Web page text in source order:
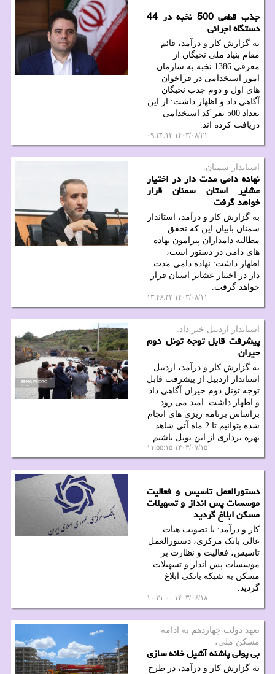
جذب قطعی 500 نخبه در 44
دستگاه اجرائی
به گزارش کار و درآمد، قائم
مقام بنیاد ملی نخبگان از
معرفی 1386 نخبه به سازمان
امور استخدامی در فراخوان
های اول و دوم جذب نخبگان
آگاهی داد و اظهار داشت: از این
تعداد 500 نفر کد استخدامی
دریافت کرده اند.
۱۴۰۳/۰۸/۲۱ ۰۹:۲۳:۱۳
استاندار سمنان:
نهاده دامی مدت دار در اختیار
عشایر استان سمنان قرار
خواهد گرفت
به گزارش کار و درآمد، استاندار
سمنان بابیان این که تحقق
مطالبه دامداران پیرامون نهاده
های دامی در دستور است،
اظهار داشت: نهاده دامی مدت
دار در اختیار عشایر استان قرار
خواهد گرفت.
۱۴۰۳/۰۸/۱۱ ۱۳:۴۶:۴۲
استاندار اردبیل خبر داد:
پیشرفت قابل توجه تونل دوم
حیران
به گزارش کار و درآمد، اردبیل
استاندار اردبیل از پیشرفت قابل
توجه تونل دوم حیران آگاهی داد
و اظهار داشت: امید می رود
براساس برنامه ریزی های انجام
شده بتوانیم تا 2 ماه آتی شاهد
بهره برداری از این تونل باشیم.
۱۴۰۳/۰۷/۱۵ ۱۱:۵۵:۱۵
دستورالعمل تاسیس و فعالیت
موسسات پس انداز و تسهیلات
مسکن ابلاغ گردید
کار و درآمد: با تصویب هیات
عالی بانک مرکزی، دستورالعمل
تاسیس، فعالیت و نظارت بر
موسسات پس انداز و تسهیلات
مسکن به شبکه بانکی ابلاغ
گردید.
۱۴۰۳/۰۶/۱۸ ۱۰:۲۱:۰۰
تعهد دولت چهاردهم به ادامه
مسكن ملی،
بی پولی پاشنه آشیل خانه سازی
به گزارش کار و درآمد، در طرح